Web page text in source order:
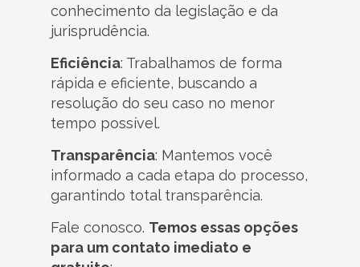
conhecimento da legislação e da
jurisprudência.
Eficiência: Trabalhamos de forma
rápida e eficiente, buscando a
resolução do seu caso no menor
tempo possível.
Transparência: Mantemos você
informado a cada etapa do processo,
garantindo total transparência.
Fale conosco. Temos essas opções
para um contato imediato e